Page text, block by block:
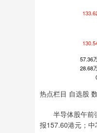
热点栏目 自选股
半导体股午前强
报157.60港元；